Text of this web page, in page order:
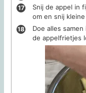
Snij de appel in
om en snij
Doe alles
de appelfrietjes